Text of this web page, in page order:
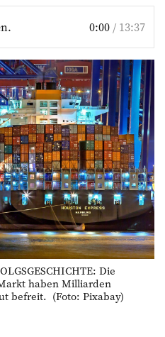
0:00 / 13:37
Die
haben Milliarden
befreit. (Foto: Pixabay)